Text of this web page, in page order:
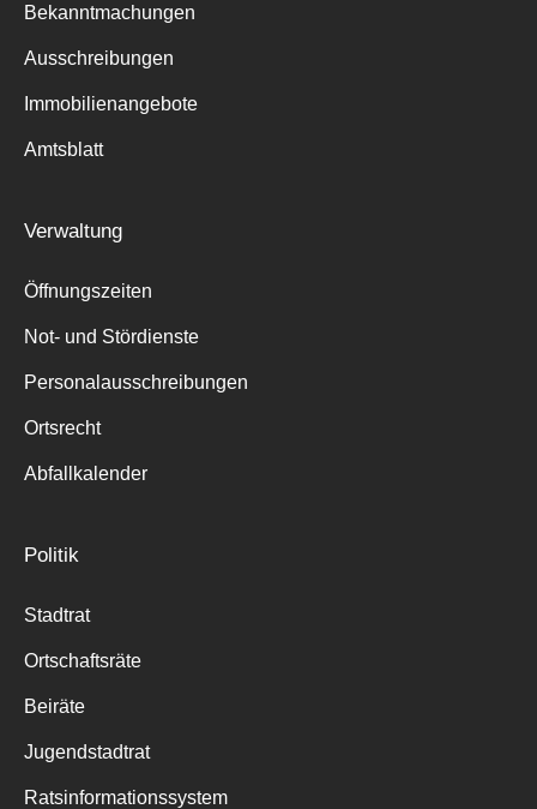
Bekanntmachungen
Ausschreibungen
Immobilienangebote
Amtsblatt
Verwaltung
Öffnungszeiten
Not- und Stördienste
Personalausschreibungen
Ortsrecht
Abfallkalender
Politik
Stadtrat
Ortschaftsräte
Beiräte
Jugendstadtrat
Ratsinformationssystem